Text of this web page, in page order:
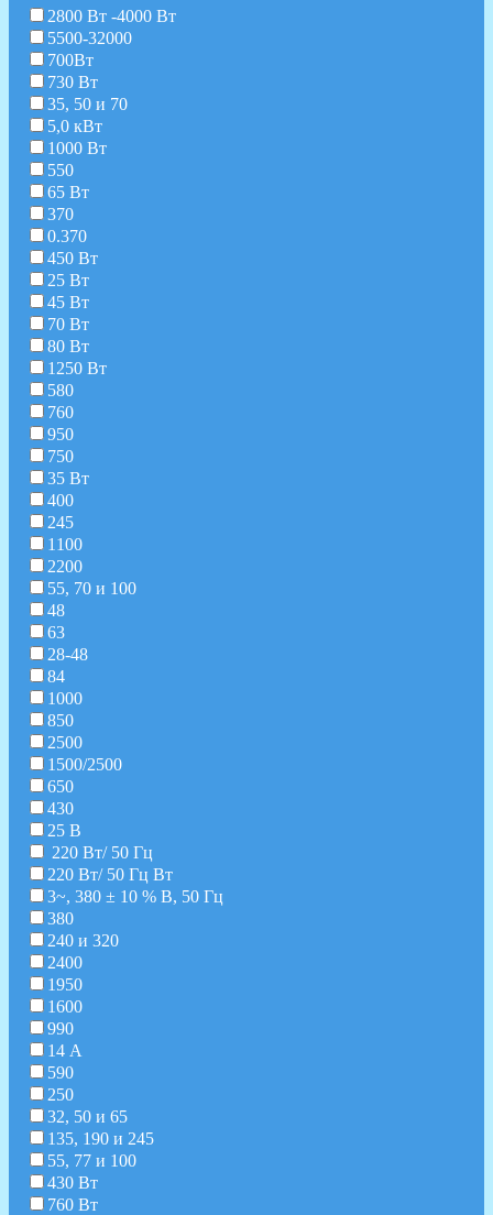
2800 Вт -4000 Вт
5500-32000
700Вт
730 Вт
35, 50 и 70
5,0 кВт
1000 Вт
550
65 Вт
370
0.370
450 Вт
25 Вт
45 Вт
70 Вт
80 Вт
1250 Вт
580
760
950
750
35 Вт
400
245
1100
2200
55, 70 и 100
48
63
28-48
84
1000
850
2500
1500/2500
650
430
25 В
220 Вт/ 50 Гц
220 Вт/ 50 Гц Вт
3~, 380 ± 10 % В, 50 Гц
380
240 и 320
2400
1950
1600
990
14 А
590
250
32, 50 и 65
135, 190 и 245
55, 77 и 100
430 Вт
760 Вт